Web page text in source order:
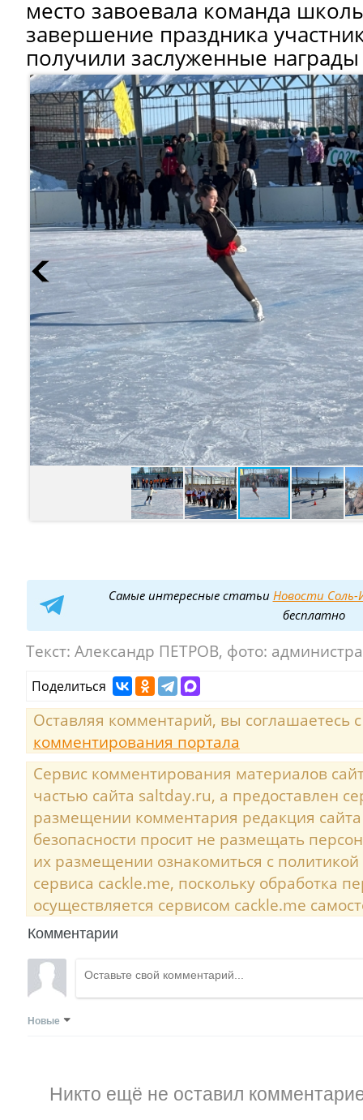
место завоевала команда
завершение праздника
получили заслуженные
Самые интересные статьи Новости Соль-
бесплатно
Текст: Александр ПЕТРОВ, фото:
Поделиться
Оставляя комментарий, вы соглашаетесь
комментирования портала
Сервис комментирования материалов
частью сайта saltday.ru, а предоставлен
размещении комментария редакция
безопасности просит не размещать
их размещении ознакомиться с
сервиса cackle.me, поскольку обработка
осуществляется сервисом cackle.me
Комментарии
Новые
Никто ещё не оставил